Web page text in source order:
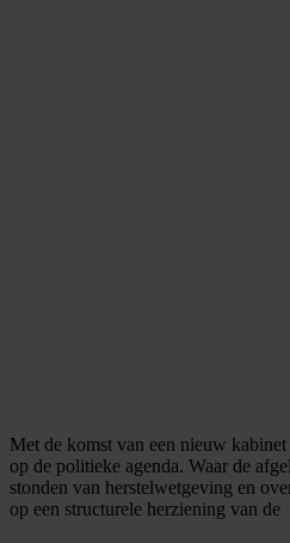
Met de komst van een nieuw
op de politieke agenda. Waar de
stonden van herstelwetgeving en
op een structurele herziening van de